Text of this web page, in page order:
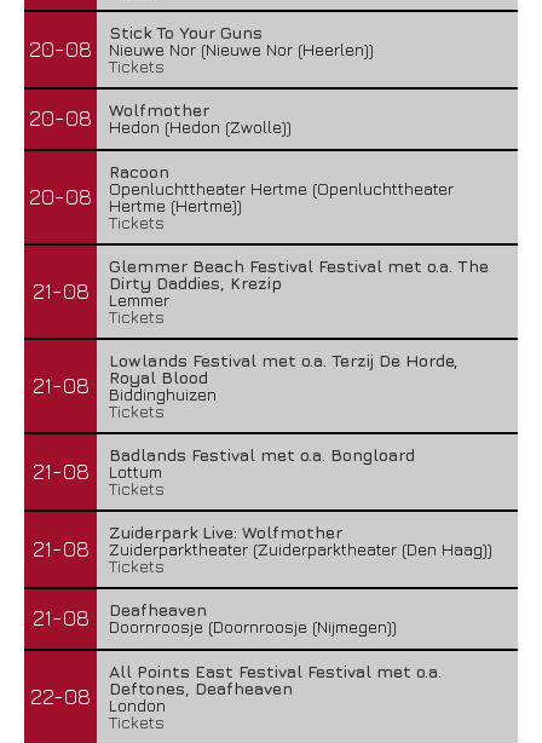
20-08
Stick To Your Guns
Nieuwe Nor (Nieuwe Nor (Heerlen))
Tickets
20-08
Wolfmother
Hedon (Hedon (Zwolle))
20-08
Racoon
Openluchttheater Hertme (Openluchttheater
Hertme (Hertme))
Tickets
21-08
Glemmer Beach Festival Festival met o.a. The
Dirty Daddies, Krezip
Lemmer
Tickets
21-08
Lowlands Festival met o.a. Terzij De Horde,
Royal Blood
Biddinghuizen
Tickets
21-08
Badlands Festival met o.a. Bongloard
Lottum
Tickets
21-08
Zuiderpark Live: Wolfmother
Zuiderparktheater (Zuiderparktheater (Den Haag))
Tickets
21-08
Deafheaven
Doornroosje (Doornroosje (Nijmegen))
22-08
All Points East Festival Festival met o.a.
Deftones, Deafheaven
London
Tickets